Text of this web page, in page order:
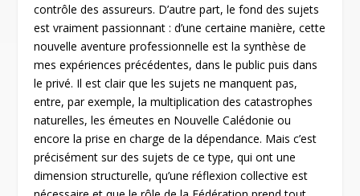
contrôle des assureurs. D’autre part, le fond des sujets
est vraiment passionnant : d’une certaine manière, cette
nouvelle aventure professionnelle est la synthèse de
mes expériences précédentes, dans le public puis dans
le privé. Il est clair que les sujets ne manquent pas,
entre, par exemple, la multiplication des catastrophes
naturelles, les émeutes en Nouvelle Calédonie ou
encore la prise en charge de la dépendance. Mais c’est
précisément sur des sujets de ce type, qui ont une
dimension structurelle, qu’une réflexion collective est